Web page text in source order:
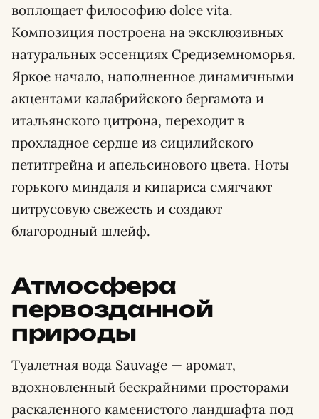
воплощает философию dolce vita.
Композиция построена на эксклюзивных
натуральных эссенциях Средиземноморья.
Яркое начало, наполненное динамичными
акцентами калабрийского бергамота и
итальянского цитрона, переходит в
прохладное сердце из сицилийского
петитгрейна и апельсинового цвета. Ноты
горького миндаля и кипариса смягчают
цитрусовую свежесть и создают
благородный шлейф.
Атмосфера
первозданной
природы
Туалетная вода Sauvage — аромат,
вдохновленный бескрайними просторами
раскаленного каменистого ландшафта под